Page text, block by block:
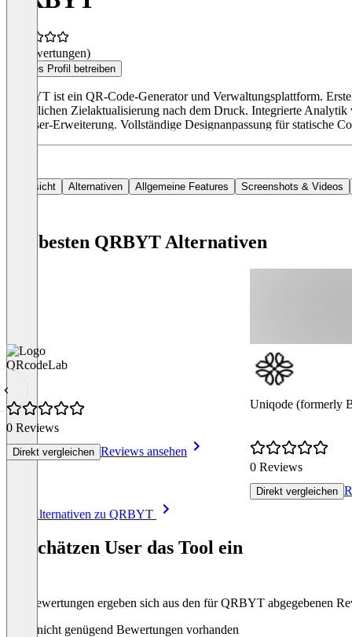
(0 Bewertungen)
Dieses Profil betreiben
QRBYT ist ein QR-Code-Generator und Verwaltungsplattform.
ermöglichen Zielaktualisierung nach dem Druck. Integrierte
Browser-Erweiterung. Vollständige Designanpassung für statische
Übersicht Alternativen Allgemeine Features Screenshots & Videos
Die besten QRBYT Alternativen
QRcodeLab
0 Reviews
Direkt vergleichen Reviews ansehen
Uniqode (formerly
0 Reviews
Direkt vergleichen
Alle Alternativen zu QRBYT
So schätzen User das Tool ein
Die Bewertungen ergeben sich aus den für QRBYT abgegebenen
Noch nicht genügend Bewertungen vorhanden